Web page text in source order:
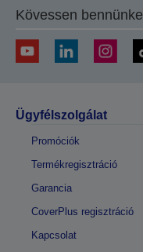
Kövessen
Ügyfélszolgálat
Promóciók
Termékregisztráció
Garancia
CoverPlus regisztráció
Kapcsolat